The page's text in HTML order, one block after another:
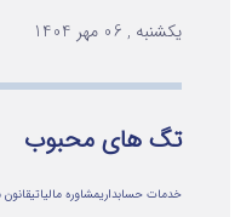
یکشنبه , 06 مهر 1404
تگ های محبوب
خدمات حسابداریمشاوره مالیاتی